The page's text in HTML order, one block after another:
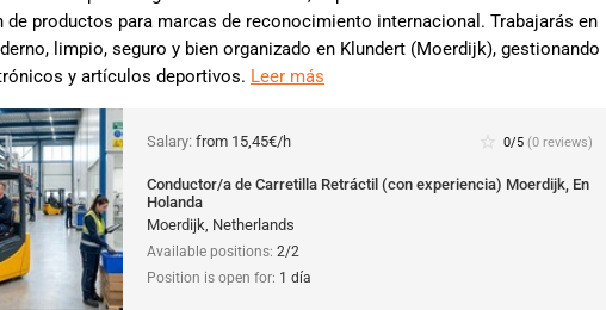
de productos para marcas de reconocimiento internacional. Trabajarás en
limpio, seguro y bien organizado en Klundert (Moerdijk), gestionando
y artículos deportivos. Leer más
Salary: from 15,45€/h star_border 0/5 (0 reviews)
Conductor/a de Carretilla Retráctil (con experiencia) Moerdijk, En
Holanda
Moerdijk, Netherlands
Available positions: 2/2
Position is open for: 1 día